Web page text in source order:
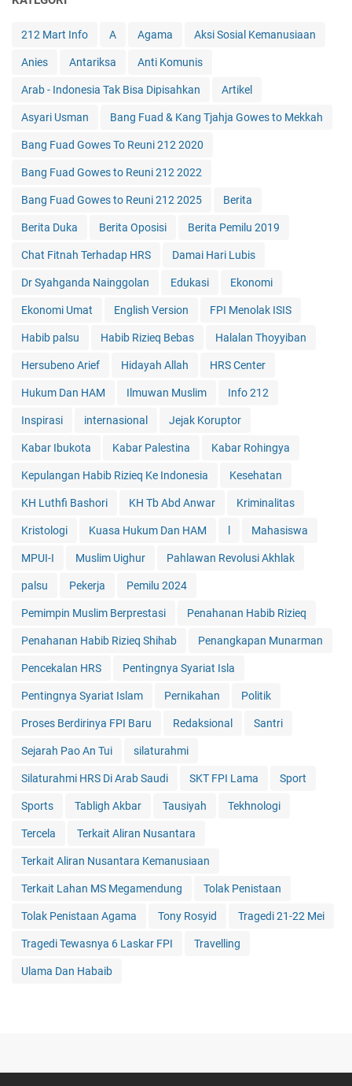
212 Mart Info A Agama Aksi Sosial Kemanusiaan
Anies Antariksa Anti Komunis
Arab - Indonesia Tak Bisa Dipisahkan Artikel
Asyari Usman Bang Fuad & Kang Tjahja Gowes to Mekkah
Bang Fuad Gowes To Reuni 212 2020
Bang Fuad Gowes to Reuni 212 2022
Bang Fuad Gowes to Reuni 212 2025 Berita
Berita Duka Berita Oposisi Berita Pemilu 2019
Chat Fitnah Terhadap HRS Damai Hari Lubis
Dr Syahganda Nainggolan Edukasi Ekonomi
Ekonomi Umat English Version FPI Menolak ISIS
Habib palsu Habib Rizieq Bebas Halalan Thoyyiban
Hersubeno Arief Hidayah Allah HRS Center
Hukum Dan HAM Ilmuwan Muslim Info 212
Inspirasi internasional Jejak Koruptor
Kabar Ibukota Kabar Palestina Kabar Rohingya
Kepulangan Habib Rizieq Ke Indonesia Kesehatan
KH Luthfi Bashori KH Tb Abd Anwar Kriminalitas
Kristologi Kuasa Hukum Dan HAM Mahasiswa
MPUI-I Muslim Uighur Pahlawan Revolusi Akhlak
palsu Pekerja Pemilu 2024
Pemimpin Muslim Berprestasi Penahanan Habib Rizieq
Penahanan Habib Rizieq Shihab Penangkapan Munarman
Pencekalan HRS Pentingnya Syariat Isla
Pentingnya Syariat Islam Pernikahan Politik
Proses Berdirinya FPI Baru Redaksional Santri
Sejarah Pao An Tui silaturahmi
Silaturahmi HRS Di Arab Saudi SKT FPI Lama Sport
Sports Tabligh Akbar Tausiyah Tekhnologi
Tercela Terkait Aliran Nusantara
Terkait Aliran Nusantara Kemanusiaan
Terkait Lahan MS Megamendung Tolak Penistaan
Tolak Penistaan Agama Tony Rosyid Tragedi 21-22 Mei
Tragedi Tewasnya 6 Laskar FPI Travelling
Ulama Dan Habaib